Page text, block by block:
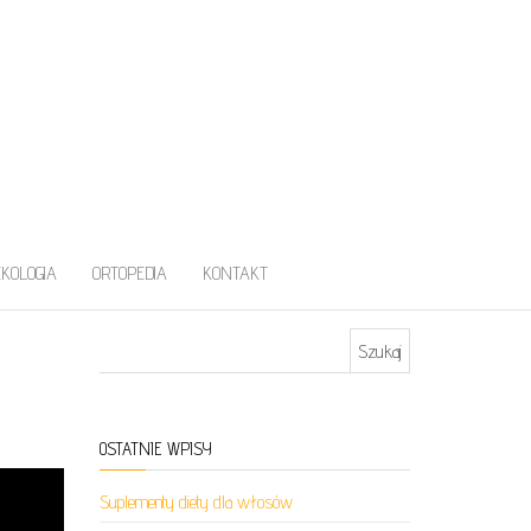
ORTOPEDIA KONTAKT
OSTATNIE WPISY
Suplementy diety dla włosów